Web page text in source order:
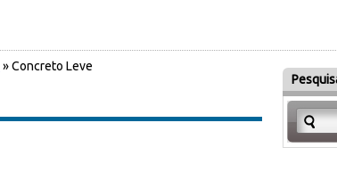
» Concreto Leve